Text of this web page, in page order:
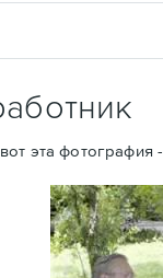
эта фотография -